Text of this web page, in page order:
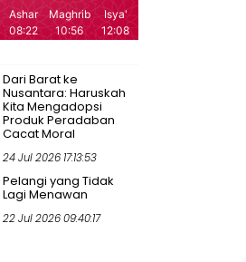
Dari Barat ke
Nusantara: Haruskah
Kita Mengadopsi
Produk Peradaban
Cacat Moral
24 Jul 2026 17:13:53
Pelangi yang Tidak
Lagi Menawan
22 Jul 2026 09:40:17